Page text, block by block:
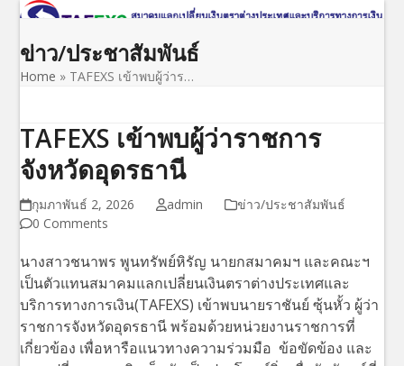
Skip
content
Open
mobile
menu
Close
mobile
menu
ข่าว/ประชาสัมพันธ์
Home » TAFEXS เข้าพบผู้ว่าร…
TAFEXS เข้าพบผู้ว่าราชการ
จังหวัดอุดรธานี
กุมภาพันธ์ 2, 2026 admin
ข่าว/ประชาสัมพันธ์
0 Comments
นางสาวชนาพร พูนทรัพย์หิรัญ นายกสมาคมฯ และคณะฯ
เป็นตัวแทนสมาคมแลกเปลี่ยนเงินตราต่างประเทศและ
บริการทางการเงิน(TAFEXS) เข้าพบนายราชันย์ ซุ้นหั้ว ผู้ว่า
ราชการจังหวัดอุดรธานี พร้อมด้วยหน่วยงานราชการที่
เกี่ยวข้อง เพื่อหารือแนวทางความร่วมมือ ข้อขัดข้อง และ